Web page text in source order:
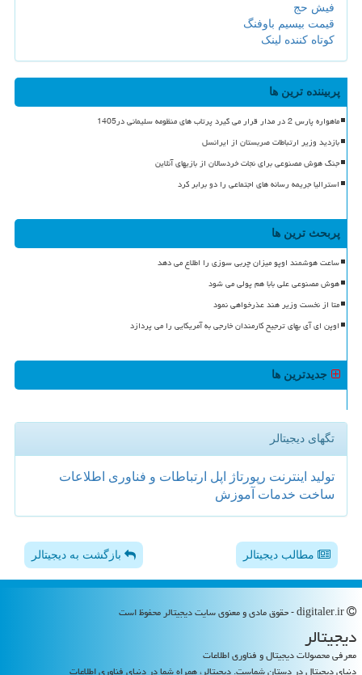
فیش حج
قیمت بیسیم باوفنگ
کوتاه کننده لینک
پربیننده ترین ها
ماهواره پارس 2 در مدار قرار می گیرد پرتاب های منظومه سلیمانی در1405
بازدید وزیر ارتباطات صربستان از ایرانسل
جنگ هوش مصنوعی برای نجات خردسالان از بازیهای آنلاین
استرالیا جریمه رسانه های اجتماعی را دو برابر کرد
پربحث ترین ها
ساعت هوشمند اوپو میزان چربی سوزی را اطلاع می دهد
هوش مصنوعی علی بابا هم پولی می شود
متا از نخست وزیر هند عذرخواهی نمود
اوپن ای آی بهای ترجیح کارمندان خارجی به آمریکایی را می پردازد
جدیدترین ها
تگهای دیجیتالر
تولید اینترنت رپورتاژ اپل ارتباطات و فناوری اطلاعات
ساخت خدمات آموزش
مطالب دیجیتالر بازگشت به دیجیتالر
دیجیتالر
معرفی محصولات دیجیتال و فناوری اطلاعات
دنیای دیجیتال در دستان شماست. دیجیتالر، همراه شما در دنیای فناوری اطلاعات